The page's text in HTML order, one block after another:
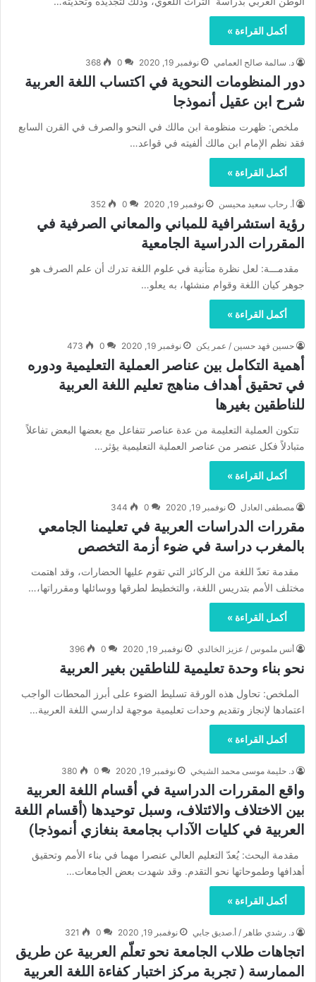
أكمل القراءة »
د. سالمة صالح العمامي نوفمبر 19, 2020 0
368
دور المنظومات النحوية في اكتساب اللغة العربية
شرح ابن عقيل أنموذجا
ملخص: ظهرت منظومة ابن مالك في النحو والصرف في القرن السابع
فقد نظم الإمام ابن مالك ألفيته في قواعد…
أكمل القراءة »
أ‌. رحاب سعيد محيسن نوفمبر 19, 2020 0
352
رؤية استشرافية للمباني والمعاني الصرفية في
المقررات الدراسية الجامعية
مقدمـــة: لعل نظرة متأنية في علوم اللغة تدرك أن علم الصرف هو
جوهر كيان اللغة وقوام منشئها، به يعلو…
أكمل القراءة »
حسين فهد حسين / عمر يكن نوفمبر 19, 2020 0
473
أهمية التكامل بين عناصر العملية التعليمية ودوره
في تحقيق أهداف مناهج تعليم اللغة العربية
للناطقين بغيرها
تتكون العملية التعليمة من عدة عناصر تتفاعل مع بعضها البعض تفاعلاً
متبادلاً فكل عنصر من عناصر العملية التعليمية يؤثر…
أكمل القراءة »
مصطفى العادل نوفمبر 19, 2020 0
344
مقررات الدراسات العربية في تعليمنا الجامعي
بالمغرب دراسة في ضوء أزمة التخصص
مقدمة تعدّ اللغة من الركائز التي تقوم عليها الحضارات، وقد اهتمت
مختلف الأمم بتدريس اللغة، والتخطيط لطرقها ووسائلها ومقرراتها،…
أكمل القراءة »
أنس ملموس / عزيز الخالدي نوفمبر 19, 2020 0
396
نحو بناء وحدة تعليمية للناطقين بغير العربية
الملخص: تحاول هذه الورقة تسليط الضوء على أبرز المحطات الواجب
اعتمادها لإنجاز وتقديم وحدات تعليمية موجهة لدارسي اللغة العربية…
أكمل القراءة »
د. حليمة موسى محمد الشيخي نوفمبر 19, 2020 0
380
واقع المقررات الدراسية في أقسام اللغة العربية
بين الاختلاف والائتلاف، وسبل توحيدها (أقسام اللغة
العربية في كليات الآداب بجامعة بنغازي أنموذجا)
مقدمة البحث: يُعدّ التعليم العالي عنصرا مهما في بناء الأمم وتحقيق
أهدافها وطموحاتها نحو التقدم. وقد شهدت بعض الجامعات…
أكمل القراءة »
د. رشدي طاهر / أ.صديق جابي نوفمبر 19, 2020 0
321
اتجاهات طلاب الجامعة نحو تعلّم العربية عن طريق
الممارسة ( تجربة مركز اختبار كفاءة اللغة العربية